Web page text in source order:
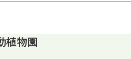
植物園